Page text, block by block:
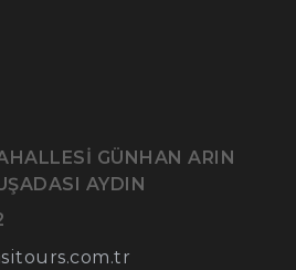
GÜNHAN ARIN
AYDIN